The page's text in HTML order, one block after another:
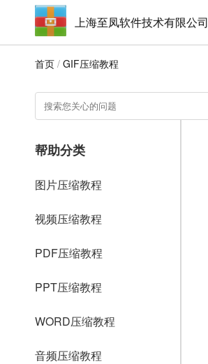
上海至凤软件技术有限公司
首页 / GIF压缩教程
帮助分类
图片压缩教程
视频压缩教程
PDF压缩教程
PPT压缩教程
WORD压缩教程
音频压缩教程